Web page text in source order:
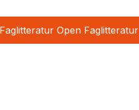
Open Faglitteratur